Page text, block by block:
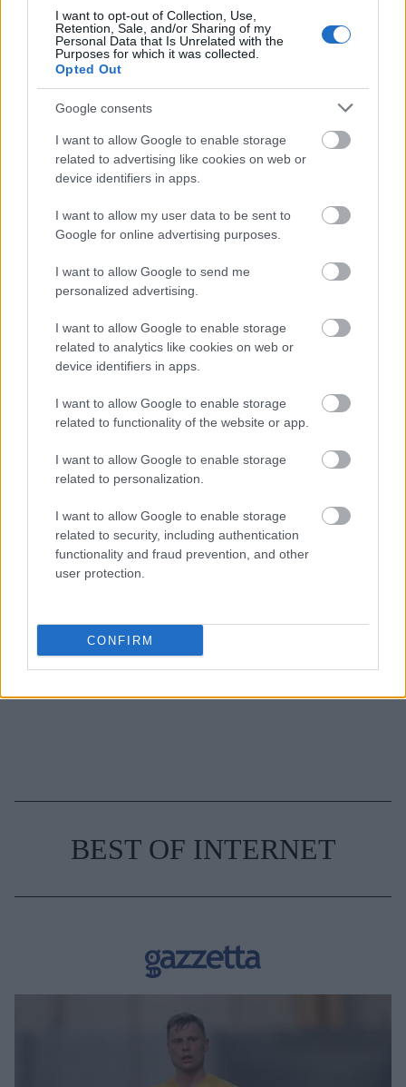
I want to opt-out of Collection, Use,
Retention, Sale, and/or Sharing of my
Personal Data that Is Unrelated with the
Purposes for which it was collected.
Opted Out
Google consents
I want to allow Google to enable storage
related to advertising like cookies on web or
device identifiers in apps.
I want to allow my user data to be sent to
Google for online advertising purposes.
I want to allow Google to send me
personalized advertising.
I want to allow Google to enable storage
related to analytics like cookies on web or
device identifiers in apps.
I want to allow Google to enable storage
related to functionality of the website or app.
I want to allow Google to enable storage
related to personalization.
I want to allow Google to enable storage
related to security, including authentication
functionality and fraud prevention, and other
user protection.
CONFIRM
Μάθε τώρα όλα τα νέα για τα
αγαπημένα σου διάσημα πρόσωπα.
Ακολούθησε το JennyGr στο
Google News
ΔΙΑΒΑΖΟΝΤΑΙ ΤΩΡΑ
Οι μαμάκηδες του ζωδιακού: Αυτά τα ζώδια είναι
συνήθως κολλημένα στη μαμά τους
Τα 6 σημεία του σπιτιού που δεν χρειάζεται να
καθαρίζεις κάθε εβδομάδα
3-3-3 rule: Ο κανόνας που θα αλλάξει τον τρόπο
BEST OF INTERNET